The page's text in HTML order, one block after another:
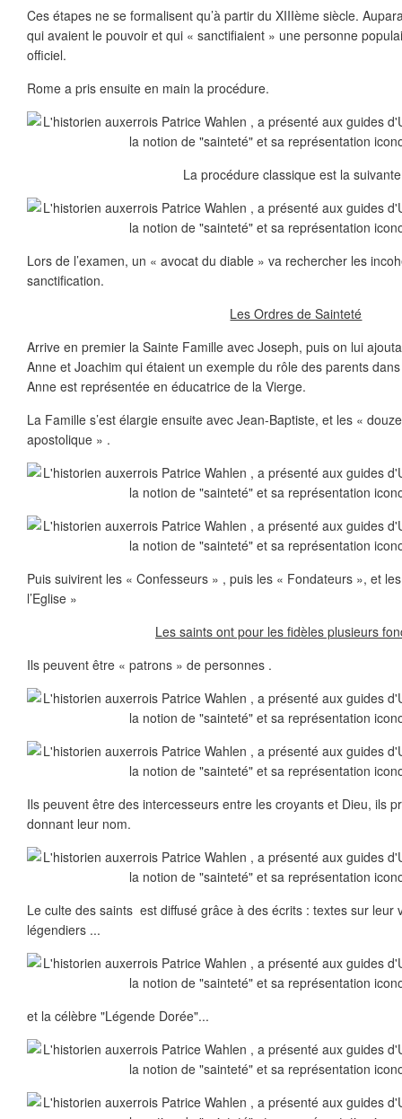
Ces étapes ne se formalisent qu’à partir du XIIIème siècle.
qui avaient le pouvoir et qui « sanctifiaient » une personne
officiel.
Rome a pris ensuite en main la procédure.
La procédure classique est la
Lors de l’examen, un « avocat du diable » va rechercher les
sanctification.
Les Ordres de Sainteté
Arrive en premier la Sainte Famille avec Joseph, puis on lui
Anne et Joachim qui étaient un exemple du rôle des parents
Anne est représentée en éducatrice de la Vierge.
La Famille s’est élargie ensuite avec Jean-Baptiste, et les «
apostolique » .
Puis suivirent les « Confesseurs » , puis les « Fondateurs », et
l’Eglise »
Les saints ont pour les fidèles plusieurs
Ils peuvent être « patrons » de personnes .
Ils peuvent être des intercesseurs entre les croyants et Dieu, ils
donnant leur nom.
Le culte des saints est diffusé grâce à des écrits : textes sur leur
légendiers ...
et la célèbre "Légende Dorée"...